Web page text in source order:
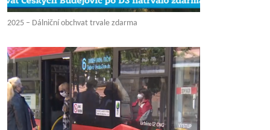
2025 – Dálniční obchvat trvale zdarma